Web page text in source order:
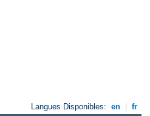
Langues Disponibles: en fr